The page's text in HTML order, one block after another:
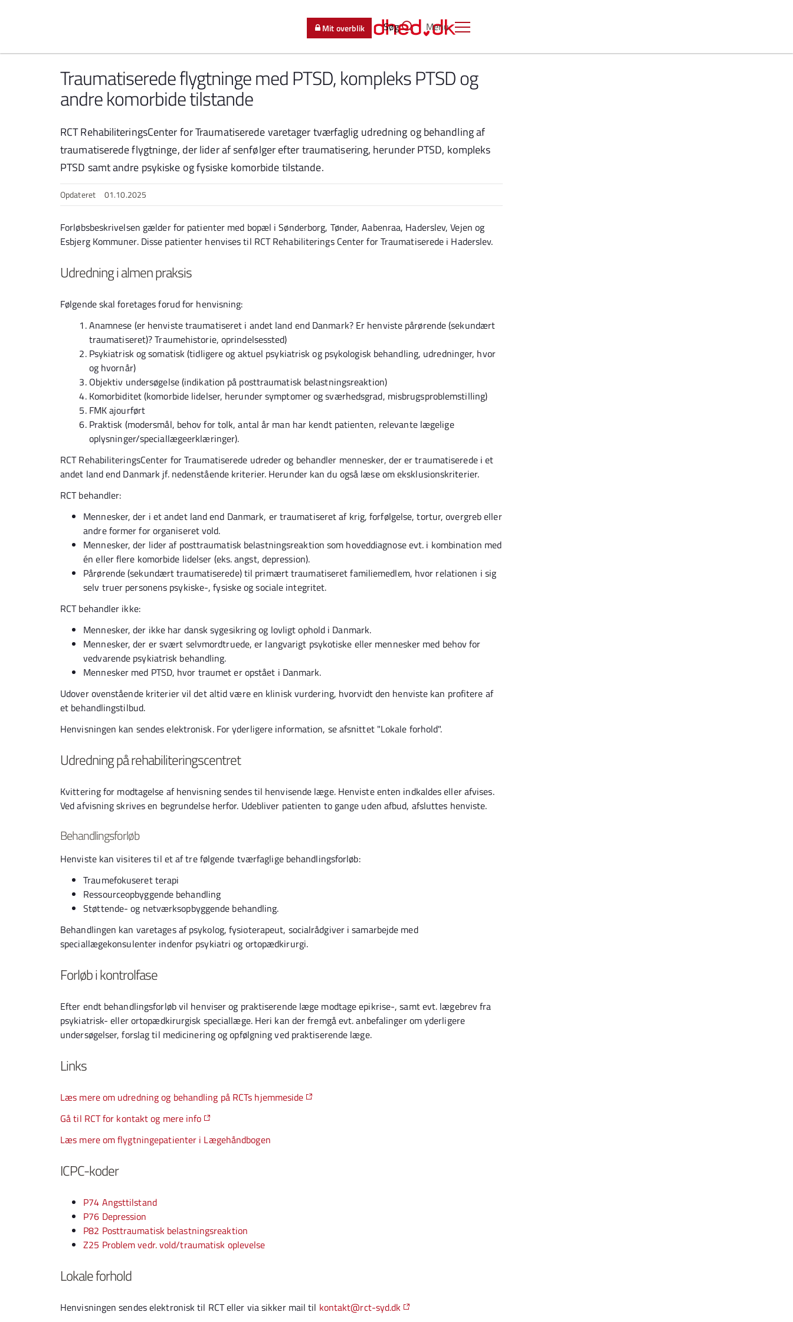
Menu
Søg
Mit overblik
Traumatiserede flygtninge med PTSD, kompleks PTSD og
andre komorbide tilstande
RCT RehabiliteringsCenter for Traumatiserede varetager tværfaglig udredning og behandling af
traumatiserede flygtninge, der lider af senfølger efter traumatisering, herunder PTSD, kompleks
PTSD samt andre psykiske og fysiske komorbide tilstande.
Opdateret 01.10.2025
Forløbsbeskrivelsen gælder for patienter med bopæl i Sønderborg, Tønder, Aabenraa, Haderslev, Vejen og
Esbjerg Kommuner. Disse patienter henvises til RCT Rehabiliterings Center for Traumatiserede i Haderslev.
Udredning i almen praksis
Følgende skal foretages forud for henvisning:
Anamnese (er henviste traumatiseret i andet land end Danmark? Er henviste pårørende (sekundært
traumatiseret)? Traumehistorie, oprindelsessted)
Psykiatrisk og somatisk (tidligere og aktuel psykiatrisk og psykologisk behandling, udredninger, hvor
og hvornår)
Objektiv undersøgelse (indikation på posttraumatisk belastningsreaktion)
Komorbiditet (komorbide lidelser, herunder symptomer og sværhedsgrad, misbrugsproblemstilling)
FMK ajourført
Praktisk (modersmål, behov for tolk, antal år man har kendt patienten, relevante lægelige
oplysninger/speciallægeerklæringer).
RCT RehabiliteringsCenter for Traumatiserede udreder og behandler mennesker, der er traumatiserede i et
andet land end Danmark jf. nedenstående kriterier. Herunder kan du også læse om eksklusionskriterier.
RCT behandler:
Mennesker, der i et andet land end Danmark, er traumatiseret af krig, forfølgelse, tortur, overgreb eller
andre former for organiseret vold.
Mennesker, der lider af posttraumatisk belastningsreaktion som hoveddiagnose evt. i kombination med
én eller flere komorbide lidelser (eks. angst, depression).
Pårørende (sekundært traumatiserede) til primært traumatiseret familiemedlem, hvor relationen i sig
selv truer personens psykiske-, fysiske og sociale integritet.
RCT behandler ikke:
Mennesker, der ikke har dansk sygesikring og lovligt ophold i Danmark.
Mennesker, der er svært selvmordtruede, er langvarigt psykotiske eller mennesker med behov for
vedvarende psykiatrisk behandling.
Mennesker med PTSD, hvor traumet er opstået i Danmark.
Udover ovenstående kriterier vil det altid være en klinisk vurdering, hvorvidt den henviste kan profitere af
et behandlingstilbud.
Henvisningen kan sendes elektronisk. For yderligere information, se afsnittet "Lokale forhold".
Udredning på rehabiliteringscentret
Kvittering for modtagelse af henvisning sendes til henvisende læge. Henviste enten indkaldes eller afvises.
Ved afvisning skrives en begrundelse herfor. Udebliver patienten to gange uden afbud, afsluttes henviste.
Behandlingsforløb
Henviste kan visiteres til et af tre følgende tværfaglige behandlingsforløb:
Traumefokuseret terapi
Ressourceopbyggende behandling
Støttende- og netværksopbyggende behandling.
Behandlingen kan varetages af psykolog, fysioterapeut, socialrådgiver i samarbejde med
speciallægekonsulenter indenfor psykiatri og ortopædkirurgi.
Forløb i kontrolfase
Efter endt behandlingsforløb vil henviser og praktiserende læge modtage epikrise-, samt evt. lægebrev fra
psykiatrisk- eller ortopædkirurgisk speciallæge. Heri kan der fremgå evt. anbefalinger om yderligere
undersøgelser, forslag til medicinering og opfølgning ved praktiserende læge.
Links
Læs mere om udredning og behandling på RCTs hjemmeside
Gå til RCT for kontakt og mere info
Læs mere om flygtningepatienter i Lægehåndbogen
ICPC-koder
P74 Angsttilstand
P76 Depression
P82 Posttraumatisk belastningsreaktion
Z25 Problem vedr. vold/traumatisk oplevelse
Lokale forhold
Henvisningen sendes elektronisk til RCT eller via sikker mail til kontakt@rct-syd.dk